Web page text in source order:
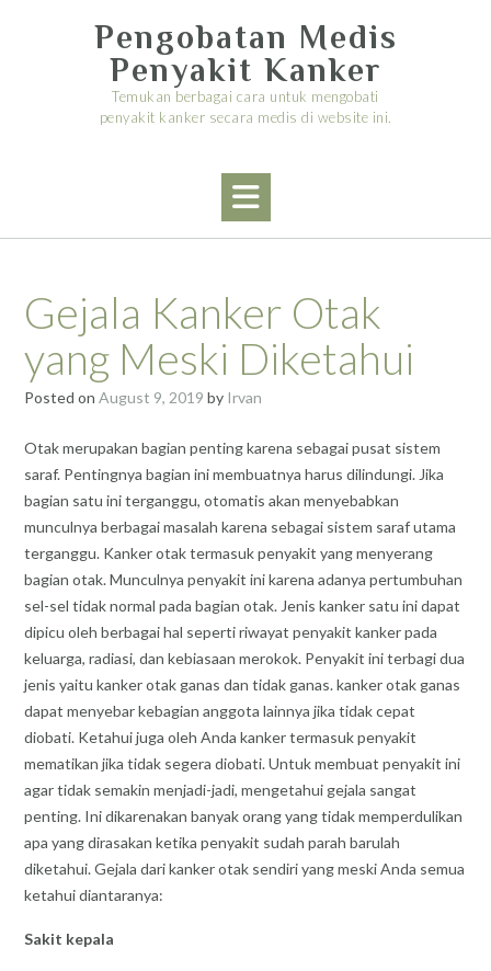
Pengobatan Medis
Penyakit Kanker
Temukan berbagai cara untuk mengobati
penyakit kanker secara medis di website ini.
Gejala Kanker Otak
yang Meski Diketahui
Posted on August 9, 2019 by Irvan
Otak merupakan bagian penting karena sebagai pusat sistem
saraf. Pentingnya bagian ini membuatnya harus dilindungi. Jika
bagian satu ini terganggu, otomatis akan menyebabkan
munculnya berbagai masalah karena sebagai sistem saraf utama
terganggu. Kanker otak termasuk penyakit yang menyerang
bagian otak. Munculnya penyakit ini karena adanya pertumbuhan
sel-sel tidak normal pada bagian otak. Jenis kanker satu ini dapat
dipicu oleh berbagai hal seperti riwayat penyakit kanker pada
keluarga, radiasi, dan kebiasaan merokok. Penyakit ini terbagi dua
jenis yaitu kanker otak ganas dan tidak ganas. kanker otak ganas
dapat menyebar kebagian anggota lainnya jika tidak cepat
diobati. Ketahui juga oleh Anda kanker termasuk penyakit
mematikan jika tidak segera diobati. Untuk membuat penyakit ini
agar tidak semakin menjadi-jadi, mengetahui gejala sangat
penting. Ini dikarenakan banyak orang yang tidak memperdulikan
apa yang dirasakan ketika penyakit sudah parah barulah
diketahui. Gejala dari kanker otak sendiri yang meski Anda semua
ketahui diantaranya:
Sakit kepala